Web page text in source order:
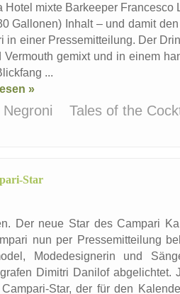
Hotel mixte Barkeeper
Gallonen) Inhalt – und damit
in einer Pressemitteilung. Der
Vermouth gemixt und in einem
...
»
Negroni
Tales of the
Star
Der neue Star des Campari
nun per Pressemitteilung
Modedesignerin und
Dimitri Danilof
Star, der für den